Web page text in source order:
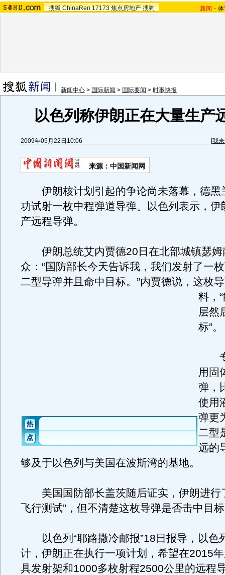
搜狐 ChinaRen 17173 焦点房地产 搜狗 新闻 -
新闻中心 > 国际新闻 > 国际要闻 > 时事快报
以色列称伊朗正在大量生产
2009年05月22日10:06 [我
来源： 中国新闻网
伊朗核计划引起的争论尚未落幕，德黑
功试射一枚中程弹道导弹。以色列表示，伊
产远程导弹。
伊朗总统艾内贾德20日在北部城镇瑟姆
众：“国防部长今天告诉我，我们发射了一
二型导弹并且命中目标。 ”内贾德说，这枚
料，
层然
标”。
专
用固
弹，
使用
弹更
二型
远的
够及于以色列与美国在波斯湾的基地。
美国国防部长盖茨随后证实，伊朗进行
飞行测试”，但不清楚这枚导弹是否击中目
以色列“耶路撒冷邮报”18日报导，以色
计，伊朗正在执行一项计划，希望在2015
具发射架和1000多枚射程2500公里的远程